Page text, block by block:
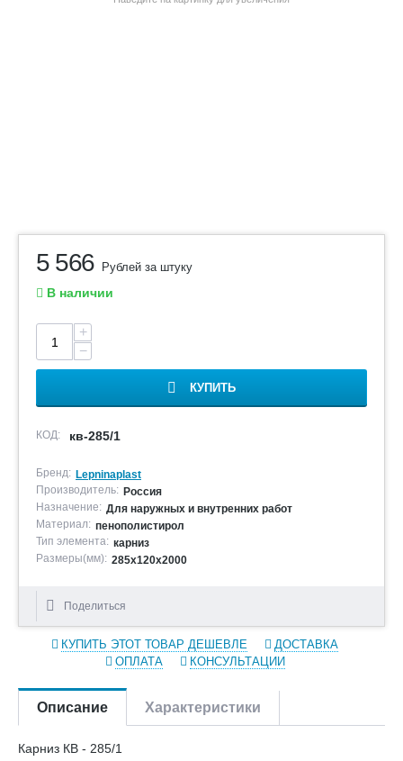
5 566 Рублей за штуку
В наличии
+
−
КУПИТЬ
КОД: кв-285/1
Бренд: Lepninaplast
Производитель: Россия
Назначение: Для наружных и внутренних работ
Материал: пенополистирол
Тип элемента: карниз
Размеры(мм): 285х120х2000
Поделиться
КУПИТЬ ЭТОТ ТОВАР ДЕШЕВЛЕ
ДОСТАВКА
ОПЛАТА
КОНСУЛЬТАЦИИ
Описание Характеристики
Карниз КВ - 285/1